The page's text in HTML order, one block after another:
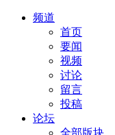
频道
首页
要闻
视频
讨论
留言
投稿
论坛
全部版块